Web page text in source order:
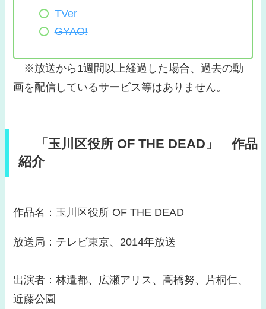
TVer
GYAO!
※放送から1週間以上経過した場合、過去の動
画を配信しているサービス等はありません。
「玉川区役所 OF THE DEAD」 作品
紹介
作品名：玉川区役所 OF THE DEAD
放送局：テレビ東京、2014年放送
出演者：林遣都、広瀬アリス、高橋努、片桐仁、
近藤公園